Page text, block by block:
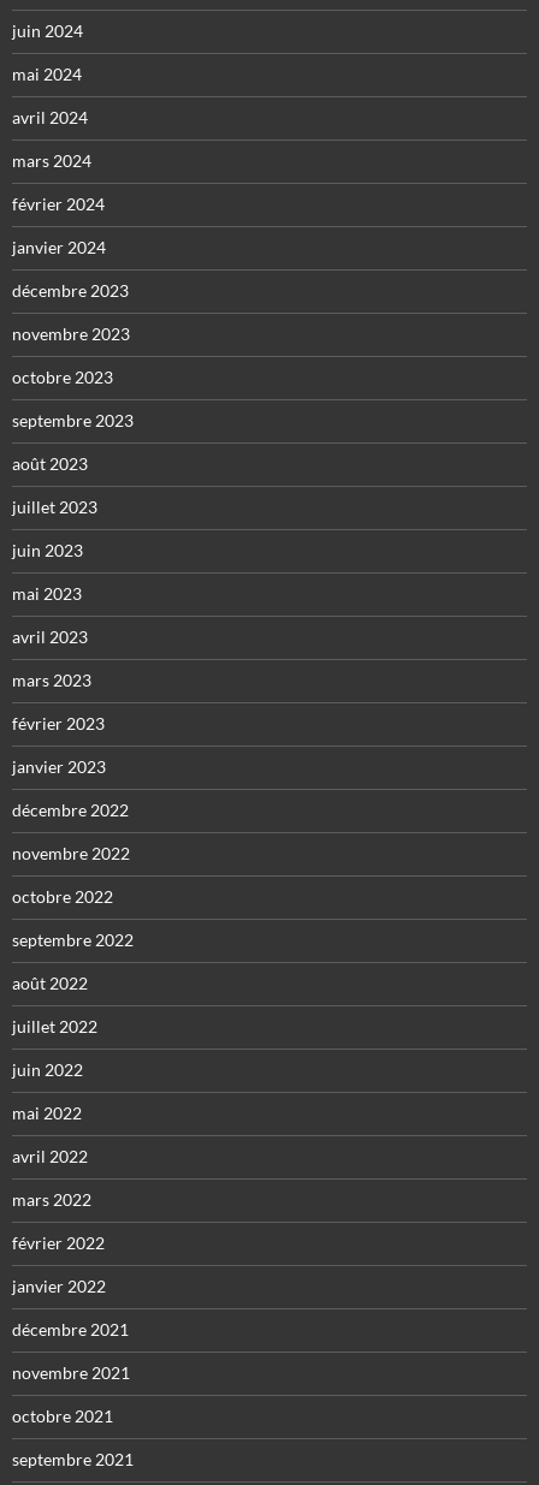
juin 2024
mai 2024
avril 2024
mars 2024
février 2024
janvier 2024
décembre 2023
novembre 2023
octobre 2023
septembre 2023
août 2023
juillet 2023
juin 2023
mai 2023
avril 2023
mars 2023
février 2023
janvier 2023
décembre 2022
novembre 2022
octobre 2022
septembre 2022
août 2022
juillet 2022
juin 2022
mai 2022
avril 2022
mars 2022
février 2022
janvier 2022
décembre 2021
novembre 2021
octobre 2021
septembre 2021